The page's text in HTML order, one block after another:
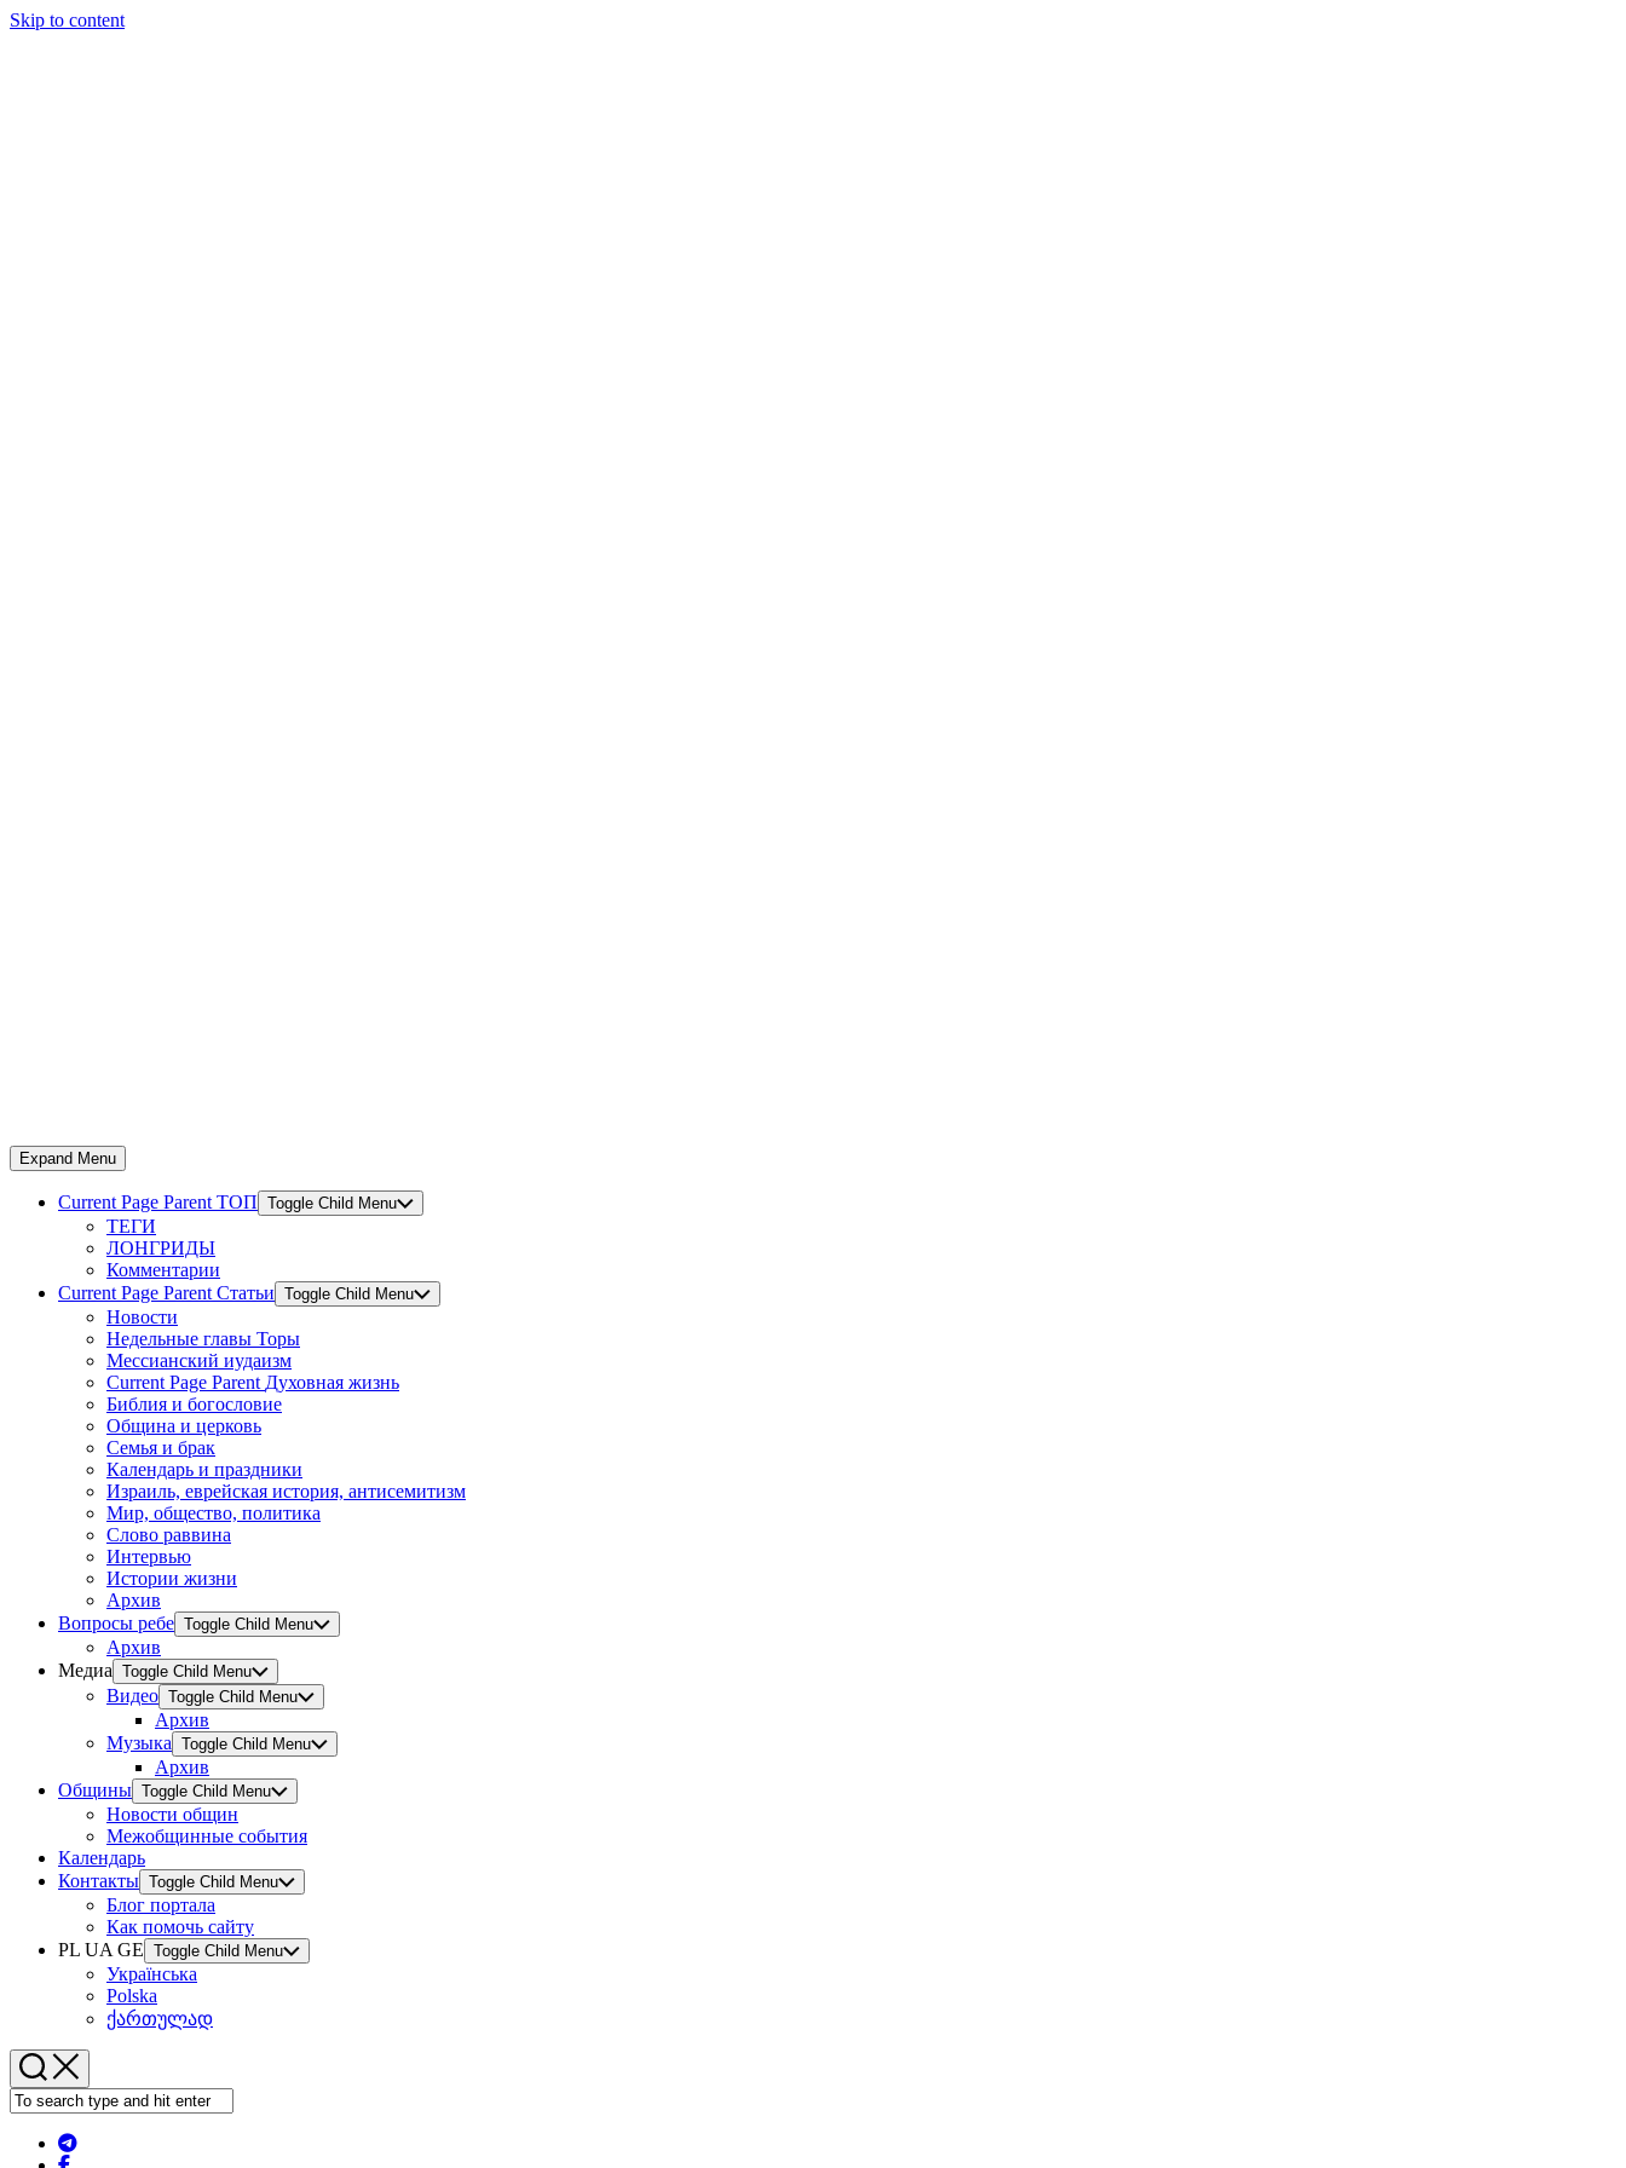
Skip to content
Expand Menu
Current Page Parent ТОП Toggle Child Menu
ТЕГИ
ЛОНГРИДЫ
Комментарии
Current Page Parent Статьи Toggle Child Menu
Новости
Недельные главы Торы
Мессианский иудаизм
Current Page Parent Духовная жизнь
Библия и богословие
Община и церковь
Семья и брак
Календарь и праздники
Израиль, еврейская история, антисемитизм
Мир, общество, политика
Слово раввина
Интервью
Истории жизни
Архив
Вопросы ребе Toggle Child Menu
Архив
Медиа Toggle Child Menu
Видео Toggle Child Menu
Архив
Музыка Toggle Child Menu
Архив
Общины Toggle Child Menu
Новости общин
Межобщинные события
Календарь
Контакты Toggle Child Menu
Блог портала
Как помочь сайту
PL UA GE Toggle Child Menu
Українська
Polska
ქართულად